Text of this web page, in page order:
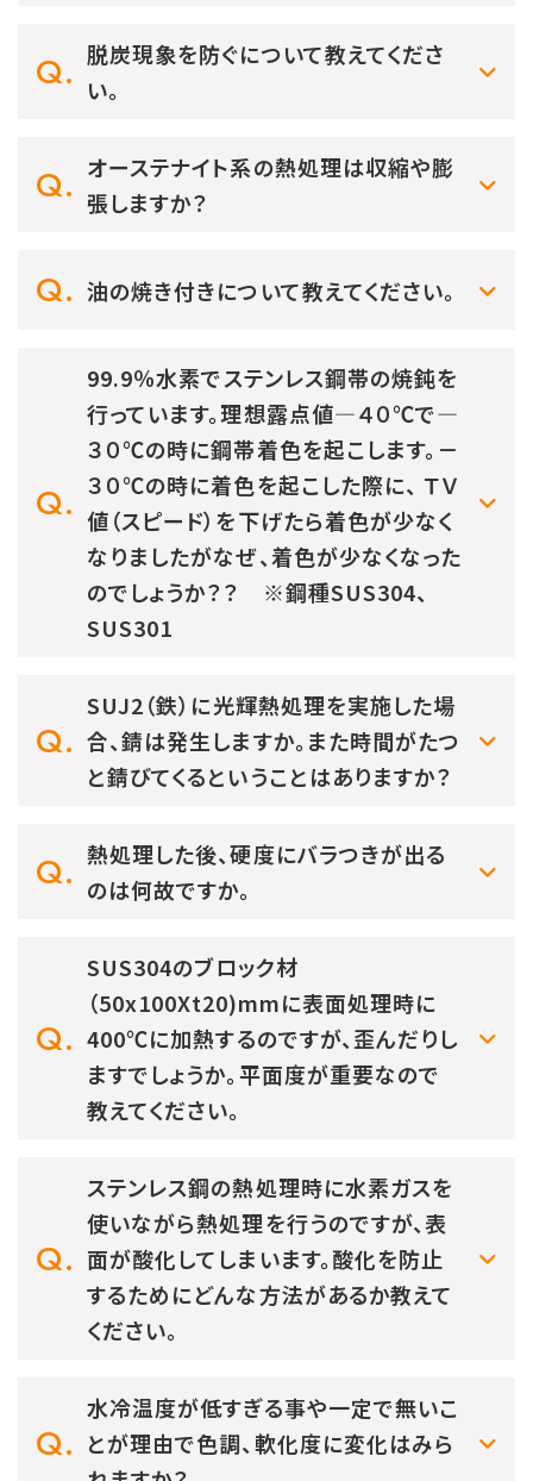
脱炭現象を防ぐについて教えてくださ
い。
オーステナイト系の熱処理は収縮や膨
張しますか？
油の焼き付きについて教えてください。
99.9％水素でステンレス鋼帯の焼鈍を
行っています。理想露点値―４０℃で―
３０℃の時に鋼帯着色を起こします。－
３０℃の時に着色を起こした際に、 ＴＶ
値（スピード）を下げたら着色が少なく
なりましたがなぜ、着色が少なくなった
のでしょうか？？ ※鋼種SUS304、
SUS301
SUJ2（鉄）に光輝熱処理を実施した場
合、錆は発生しますか。また時間がたつ
と錆びてくるということはありますか？
熱処理した後、硬度にバラつきが出る
のは何故ですか。
SUS304のブロック材
（50x100Xt20)mmに表面処理時に
400℃に加熱するのですが、歪んだりし
ますでしょうか。平面度が重要なので
教えてください。
ステンレス鋼の熱処理時に水素ガスを
使いながら熱処理を行うのですが、表
面が酸化してしまいます。酸化を防止
するためにどんな方法があるか教えて
ください。
水冷温度が低すぎる事や一定で無いこ
とが理由で色調、軟化度に変化はみら